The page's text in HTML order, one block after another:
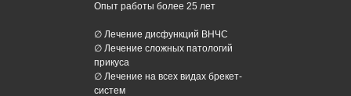
Опыт работы более 25 лет
∅ Лечение дисфункций ВНЧС
∅ Лечение сложных патологий
прикуса
∅ Лечение на всех видах брекет-
систем
НОВОСТИ
НОВОСТИ
Мы хотим, чтобы вы больше знали о своем здоровье, поэтому
наши врачи регулярно отвечают на ваши вопросы и пишут
статьи на сложные темы стоматологии